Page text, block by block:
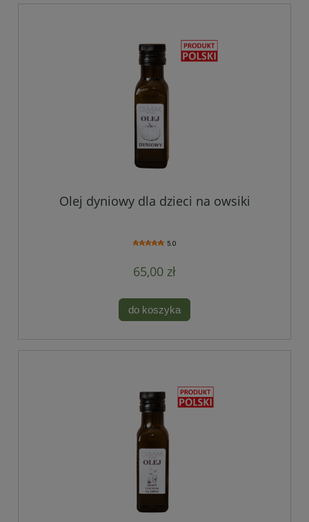
Olej dyniowy dla dzieci na owsiki
5.0
65,00 zł
do koszyka